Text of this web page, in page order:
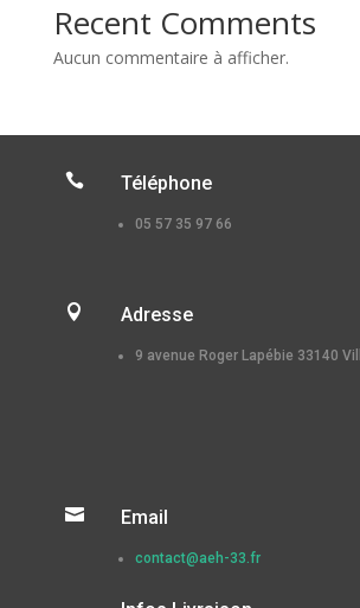
Recent Comments
Aucun commentaire à afficher.
 Téléphone
05 57 35 97 66
 Adresse
9 avenue Roger Lapébie 33140
 Email
contact@aeh-33.fr